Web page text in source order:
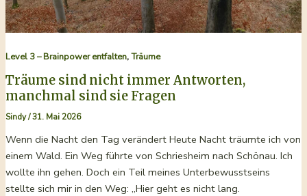
Level 3 – Brainpower entfalten,Träume
Träume sind nicht immer Antworten,
manchmal sind sie Fragen
Sindy/31. Mai 2026
Wenn die Nacht den Tag verändert Heute Nacht träumte ich von
einem Wald. Ein Weg führte von Schriesheim nach Schönau. Ich
wollte ihn gehen. Doch ein Teil meines Unterbewusstseins
stellte sich mir in den Weg: „Hier geht es nicht lang.